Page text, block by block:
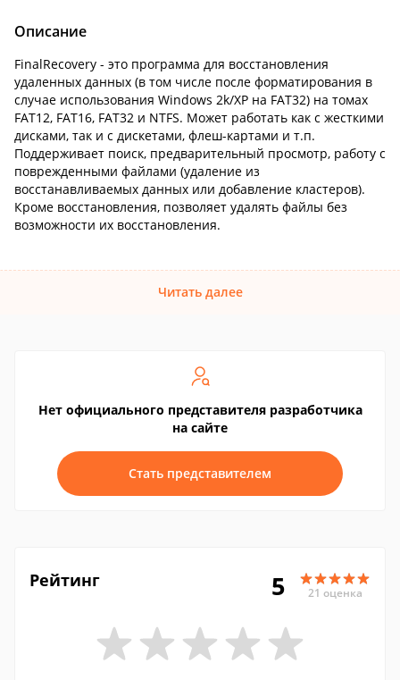
Описание
FinalRecovery - это программа для восстановления
удаленных данных (в том числе после форматирования в
случае использования Windows 2k/XP на FAT32) на томах
FAT12, FAT16, FAT32 и NTFS. Может работать как с жесткими
дисками, так и с дискетами, флеш-картами и т.п.
Поддерживает поиск, предварительный просмотр, работу с
поврежденными файлами (удаление из
восстанавливаемых данных или добавление кластеров).
Кроме восстановления, позволяет удалять файлы без
возможности их восстановления.
Читать далее
Нет официального представителя разработчика
на сайте
Стать представителем
Рейтинг 5 21 оценка